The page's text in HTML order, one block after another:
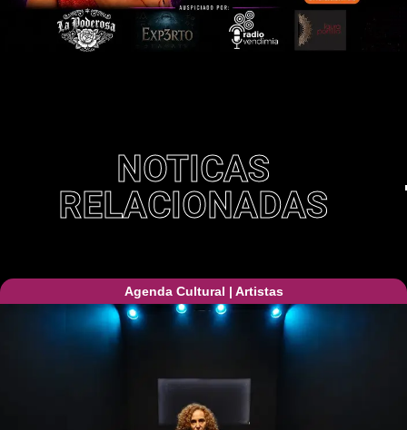
NOTICAS
RELACIONADAS
Agenda Cultural | Artistas